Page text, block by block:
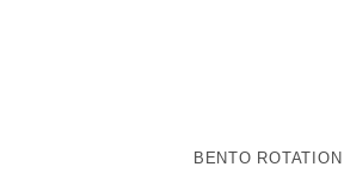
BENTO ROTATION